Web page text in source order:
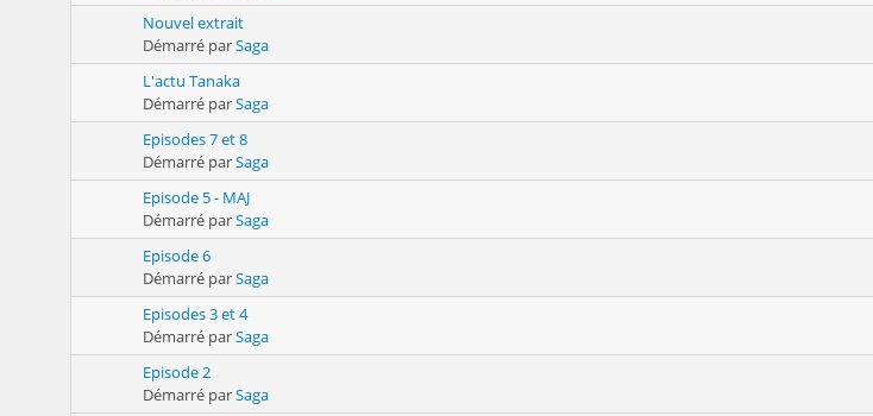
Nouvel extrait
Démarré parSaga
L'actu Tanaka
Démarré parSaga
Episodes 7 et 8
Démarré parSaga
Episode 5 - MAJ
Démarré parSaga
Episode 6
Démarré parSaga
Episodes 3 et 4
Démarré parSaga
Episode 2
Démarré parSaga